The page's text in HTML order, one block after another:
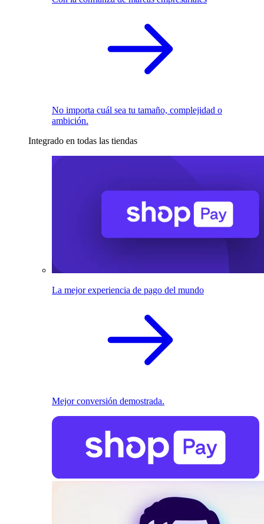
No importa cuál sea tu tamaño, complejidad o
ambición.
Integrado en todas las tiendas
La mejor experiencia de pago del mundo
Mejor conversión demostrada.